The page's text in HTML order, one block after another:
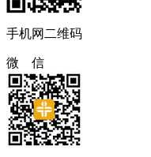
手机网二维码
微 信